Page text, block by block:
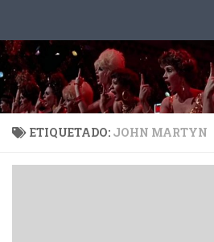
ETIQUETADO: JOHN MARTYN